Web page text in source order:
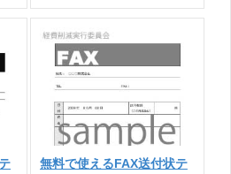
無料で使えるFAX送付状テ